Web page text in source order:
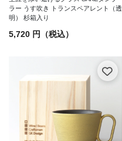
ラー うす吹き トランスペアレント（透
明） 杉箱入り
5,720 円（税込）